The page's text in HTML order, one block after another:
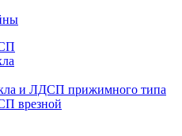
и ЛДСП прижимного типа
врезной